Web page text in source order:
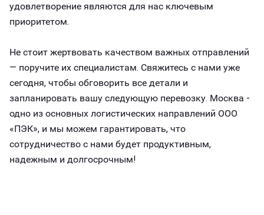
удовлетворение являются для нас ключевым
приоритетом.
Не стоит жертвовать качеством важных отправлений
— поручите их специалистам. Свяжитесь с нами уже
сегодня, чтобы обговорить все детали и
запланировать вашу следующую перевозку. Москва -
одно из основных логистических направлений ООО
«ПЭК», и мы можем гарантировать, что
сотрудничество с нами будет продуктивным,
надежным и долгосрочным!